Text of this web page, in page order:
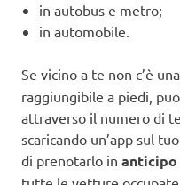
in autobus e metro;
in automobile.
Se vicino a te non c’è
raggiungibile a piedi,
attraverso il numero di
scaricando un’app sul
di prenotarlo in anticipo